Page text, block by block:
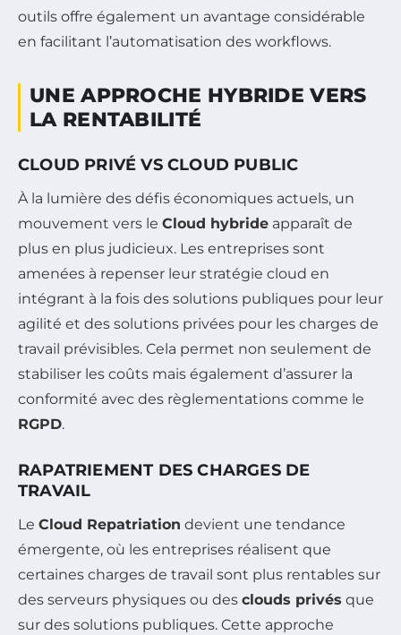
outils offre également un avantage considérable
en facilitant l’automatisation des workflows.
UNE APPROCHE HYBRIDE VERS
LA RENTABILITÉ
CLOUD PRIVÉ VS CLOUD PUBLIC
À la lumière des défis économiques actuels, un
mouvement vers le Cloud hybride apparaît de
plus en plus judicieux. Les entreprises sont
amenées à repenser leur stratégie cloud en
intégrant à la fois des solutions publiques pour leur
agilité et des solutions privées pour les charges de
travail prévisibles. Cela permet non seulement de
stabiliser les coûts mais également d’assurer la
conformité avec des règlementations comme le
RGPD.
RAPATRIEMENT DES CHARGES DE
TRAVAIL
Le Cloud Repatriation devient une tendance
émergente, où les entreprises réalisent que
certaines charges de travail sont plus rentables sur
des serveurs physiques ou des clouds privés que
sur des solutions publiques. Cette approche